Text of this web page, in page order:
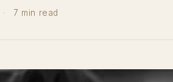
· 7 min read